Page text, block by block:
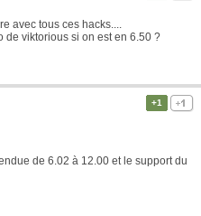
avec tous ces hacks....
de viktorious si on est en 6.50 ?
+1
de 6.02 à 12.00 et le support du